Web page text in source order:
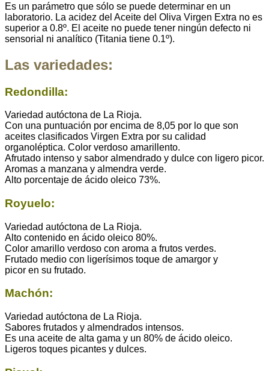
Es un parámetro que sólo se puede determinar en un
laboratorio. La acidez del Aceite del Oliva Virgen Extra no es
superior a 0.8º. El aceite no puede tener ningún defecto ni
sensorial ni analítico (Titania tiene 0.1º).
Las variedades:
Redondilla:
Variedad autóctona de La Rioja.
Con una puntuación por encima de 8,05 por lo que son
aceites clasificados Virgen Extra por su calidad
organoléptica. Color verdoso amarillento.
Afrutado intenso y sabor almendrado y dulce con ligero picor.
Aromas a manzana y almendra verde.
Alto porcentaje de ácido oleico 73%.
Royuelo:
Variedad autóctona de La Rioja.
Alto contenido en ácido oleico 80%.
Color amarillo verdoso con aroma a frutos verdes.
Frutado medio con ligerísimos toque de amargor y
picor en su frutado.
Machón:
Variedad autóctona de La Rioja.
Sabores frutados y almendrados intensos.
Es una aceite de alta gama y un 80% de ácido oleico.
Ligeros toques picantes y dulces.